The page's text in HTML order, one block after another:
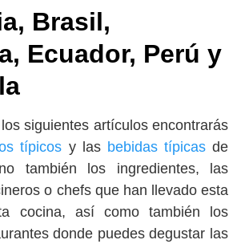
Brasil,
Ecuador, Perú y
siguientes artículos encontrarás
típicos y las bebidas típicasde
también los ingredientes, las
o chefs que han llevado esta
cocina, así como también los
donde puedes degustar las